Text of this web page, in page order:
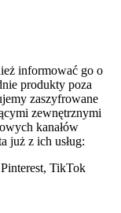
informować go o
produkty poza
zaszyfrowane
zewnętrznymi
kanałów
już z ich usług:
TikTok